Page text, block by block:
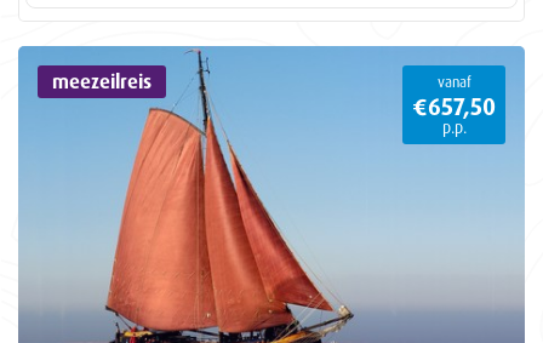
meezeilreis vanaf
€657,50
p.p.